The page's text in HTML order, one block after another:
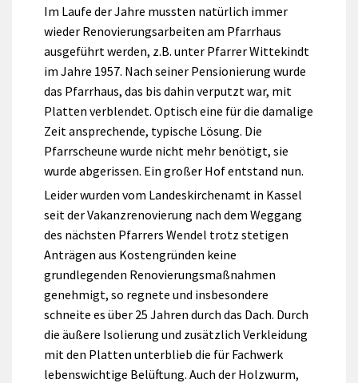
Im Laufe der Jahre mussten natürlich immer
wieder Renovierungsarbeiten am Pfarrhaus
ausgeführt werden, z.B. unter Pfarrer Wittekindt
im Jahre 1957. Nach seiner Pensionierung wurde
das Pfarrhaus, das bis dahin verputzt war, mit
Platten verblendet. Optisch eine für die damalige
Zeit ansprechende, typische Lösung. Die
Pfarrscheune wurde nicht mehr benötigt, sie
wurde abgerissen. Ein großer Hof entstand nun.
Leider wurden vom Landeskirchenamt in Kassel
seit der Vakanzrenovierung nach dem Weggang
des nächsten Pfarrers Wendel trotz stetigen
Anträgen aus Kostengründen keine
grundlegenden Renovierungsmaßnahmen
genehmigt, so regnete und insbesondere
schneite es über 25 Jahren durch das Dach. Durch
die äußere Isolierung und zusätzlich Verkleidung
mit den Platten unterblieb die für Fachwerk
lebenswichtige Belüftung. Auch der Holzwurm,